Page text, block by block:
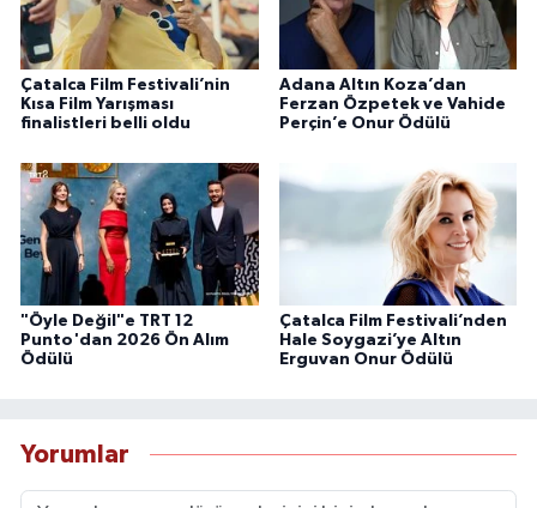
Çatalca Film Festivali’nin
Kısa Film Yarışması
finalistleri belli oldu
Adana Altın Koza’dan
Ferzan Özpetek ve Vahide
Perçin’e Onur Ödülü
"Öyle Değil"e TRT 12
Punto'dan 2026 Ön Alım
Ödülü
Çatalca Film Festivali’nden
Hale Soygazi’ye Altın
Erguvan Onur Ödülü
Yorumlar